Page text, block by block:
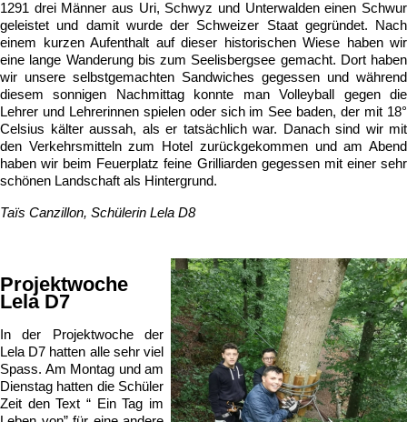
1291 drei Männer aus Uri, Schwyz und Unterwalden einen Schwur
geleistet und damit wurde der Schweizer Staat gegründet. Nach
einem kurzen Aufenthalt auf dieser historischen Wiese haben wir
eine lange Wanderung bis zum Seelisbergsee gemacht. Dort haben
wir unsere selbstgemachten Sandwiches gegessen und während
diesem sonnigen Nachmittag konnte man Volleyball gegen die
Lehrer und Lehrerinnen spielen oder sich im See baden, der mit 18°
Celsius kälter aussah, als er tatsächlich war. Danach sind wir mit
den Verkehrsmitteln zum Hotel zurückgekommen und am Abend
haben wir beim Feuerplatz feine Grilliarden gegessen mit einer sehr
schönen Landschaft als Hintergrund.
Taïs Canzillon, Schülerin Lela D8
Projektwoche
Lela D7
In der Projektwoche der
Lela D7 hatten alle sehr viel
Spass. Am Montag und am
Dienstag hatten die Schüler
Zeit den Text “ Ein Tag im